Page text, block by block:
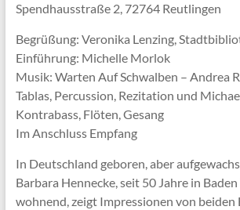
Spendhausstraße 2, 72764 Reutlingen
Begrüßung: Veronika Lenzing,
Einführung: Michelle Morlok
Musik: Warten Auf Schwalben – Andrea
Tablas, Percussion, Rezitation und
Kontrabass, Flöten, Gesang
Im Anschluss Empfang
In Deutschland geboren, aber
Barbara Hennecke, seit 50 Jahre in
wohnend, zeigt Impressionen von beiden